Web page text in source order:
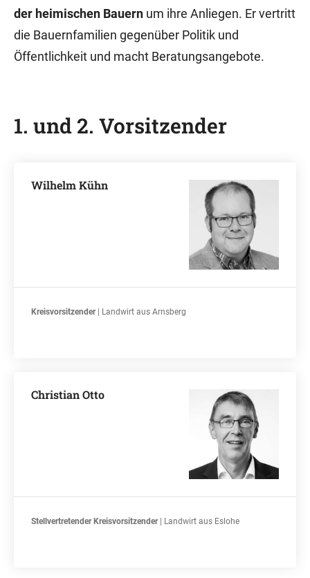
der heimischen Bauern um ihre Anliegen. Er vertritt
die Bauernfamilien gegenüber Politik und
Öffentlichkeit und macht Beratungsangebote.
1. und 2. Vorsitzender
Wilhelm Kühn
Kreisvorsitzender | Landwirt aus Arnsberg
Christian Otto
Stellvertretender Kreisvorsitzender| Landwirt aus Eslohe